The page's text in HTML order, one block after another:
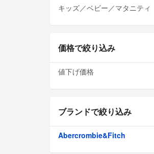
キッズ／ベビー／マタニティ
価格で絞り込み
値下げ価格
ブランドで絞り込み
Abercrombie&Fitch